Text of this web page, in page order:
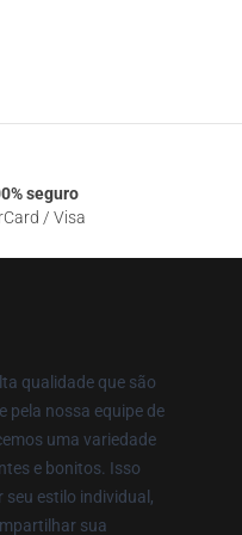
seguro
/ Visa
qualidade que são
pela nossa equipe de
uma variedade
e bonitos. Isso
estilo individual,
sua